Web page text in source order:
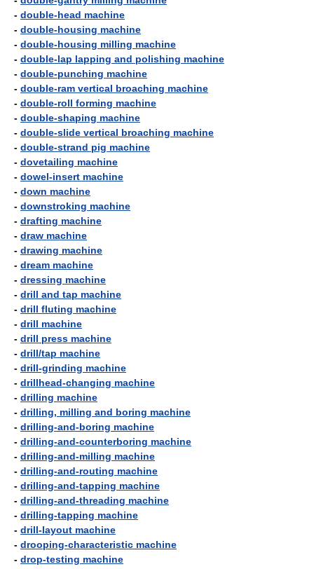
- double-head machine
- double-housing machine
- double-housing milling machine
- double-lap lapping and polishing machine
- double-punching machine
- double-ram vertical broaching machine
- double-roll forming machine
- double-shaping machine
- double-slide vertical broaching machine
- double-strand pig machine
- dovetailing machine
- dowel-insert machine
- down machine
- downstroking machine
- drafting machine
- draw machine
- drawing machine
- dream machine
- dressing machine
- drill and tap machine
- drill fluting machine
- drill machine
- drill press machine
- drill/tap machine
- drill-grinding machine
- drillhead-changing machine
- drilling machine
- drilling, milling and boring machine
- drilling-and-boring machine
- drilling-and-counterboring machine
- drilling-and-milling machine
- drilling-and-routing machine
- drilling-and-tapping machine
- drilling-and-threading machine
- drilling-tapping machine
- drill-layout machine
- drooping-characteristic machine
- drop-testing machine